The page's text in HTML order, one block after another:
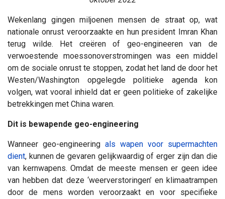
Wekenlang gingen miljoenen mensen de straat op, wat
nationale onrust veroorzaakte en hun president Imran Khan
terug wilde. Het creëren of geo-engineeren van de
verwoestende moessonoverstromingen was een middel
om de sociale onrust te stoppen, zodat het land de door het
Westen/Washington opgelegde politieke agenda kon
volgen, wat vooral inhield dat er geen politieke of zakelijke
betrekkingen met China waren.
Dit is bewapende geo-engineering
Wanneer geo-engineering als wapen voor supermachten
dient, kunnen de gevaren gelijkwaardig of erger zijn dan die
van kernwapens. Omdat de meeste mensen er geen idee
van hebben dat deze ‘weerverstoringen’ en klimaatrampen
door de mens worden veroorzaakt en voor specifieke